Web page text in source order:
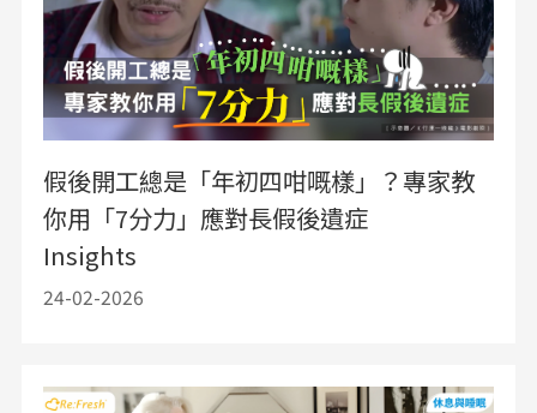
假後開工總是「年初四咁嘅樣」？專家教
你用「7分力」應對長假後遺症
Insights
24-02-2026